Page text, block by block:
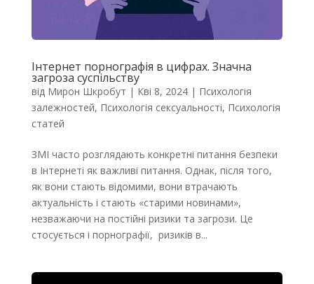
Інтернет порнографія в цифрах. Значна
загроза суспільству
від Мирон Шкробут | Кві 8, 2024| Психологія
залежностей, Психологія сексуальності, Психологія
статей
ЗМІ часто розглядають конкретні питання безпеки
в Інтернеті як важливі питання. Однак, після того,
як вони стають відомими, вони втрачають
актуальність і стають «старими новинами»,
незважаючи на постійні ризики та загрози. Це
стосується і порнографії, ризиків в...